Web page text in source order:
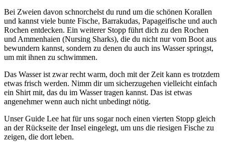
Bei Zweien davon schnorchelst du rund um die schönen Korallen
und kannst viele bunte Fische, Barrakudas, Papageifische und auch
Rochen entdecken. Ein weiterer Stopp führt dich zu den Rochen
und Ammenhaien (Nursing Sharks), die du nicht nur vom Boot aus
bewundern kannst, sondern zu denen du auch ins Wasser springst,
um mit ihnen zu schwimmen.
Das Wasser ist zwar recht warm, doch mit der Zeit kann es trotzdem
etwas frisch werden. Nimm dir um sicherzugehen vielleicht einfach
ein Shirt mit, das du im Wasser tragen kannst. Das ist etwas
angenehmer wenn auch nicht unbedingt nötig.
Unser Guide Lee hat für uns sogar noch einen vierten Stopp gleich
an der Rückseite der Insel eingelegt, um uns die riesigen Fische zu
zeigen, die dort leben.